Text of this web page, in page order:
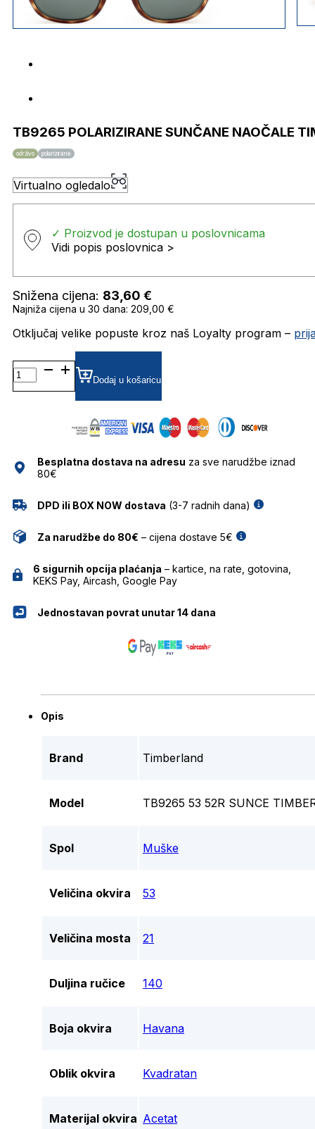
TB9265 POLARIZIRANE SUNČANE NAOČALE
održivo polarizirane
Virtualno ogledalo
✓ Proizvod je dostupan u poslovnicama
Vidi popis poslovnica >
Snižena cijena: 83,60 €
Najniža cijena u 30 dana: 209,00 €
Otključaj velike popuste kroz naš Loyalty program –
TB9265
POLARIZIRANE SUNČANE
NAOČALE
Dodaj u košaricu
Besplatna dostava na adresu za sve narudžbe iznad
80€
DPD ili BOX NOW dostava (3-7 radnih dana)
Za narudžbe do 80€ – cijena dostave 5€
6 sigurnih opcija plaćanja – kartice, na rate, gotovina,
KEKS Pay, Aircash, Google Pay
Jednostavan povrat unutar 14 dana
Opis
Brand Timberland
Model TB9265 53 52R SUNCE
Spol Muške
Veličina okvira 53
Veličina mosta 21
Duljina ručice 140
Boja okvira Havana
Oblik okvira Kvadratan
Materijal okvira Acetat